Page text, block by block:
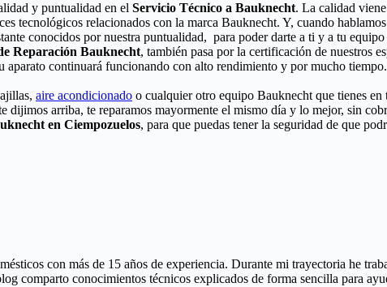
y puntualidad en el Servicio Técnico a Bauknecht. La calidad
tecnológicos relacionados con la marca Bauknecht. Y, cuando
conocidos por nuestra puntualidad, para poder darte a ti y a tu
Reparación Bauknecht, también pasa por la certificación de nuestros
aparato continuará funcionando con alto rendimiento y por mucho
aire acondicionado o cualquier otro equipo Bauknecht que tienes en
dijimos arriba, te reparamos mayormente el mismo día y lo mejor, sin
en Ciempozuelos, para que puedas tener la seguridad de que
con más de 15 años de experiencia. Durante mi trayectoria he
comparto conocimientos técnicos explicados de forma sencilla para